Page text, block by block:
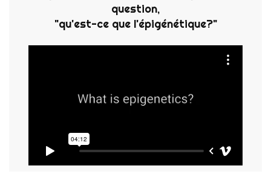
question,
"qu'est-ce que l'épigénétique?"